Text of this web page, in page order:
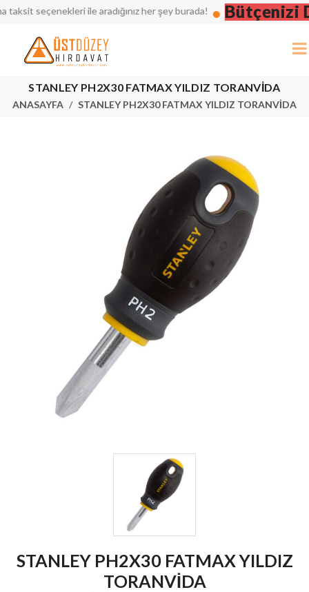
seçenekleri ile aradığınız her şey burada! Bütçenizi
STANLEY PH2X30 FATMAX YILDIZ TORANVİDA
ANASAYFA STANLEY PH2X30 FATMAX YILDIZ TORANVİDA
STANLEY PH2X30 FATMAX YILDIZ
TORANVİDA